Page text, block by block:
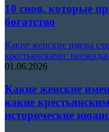
10 снов, которые
богатство
Какие женские имена
крестьянскими:
01.06.2026
Какие женские
какие
исторические